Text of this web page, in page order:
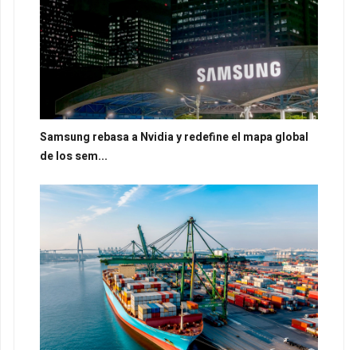
Samsung rebasa a Nvidia y redefine el mapa global
de los sem...